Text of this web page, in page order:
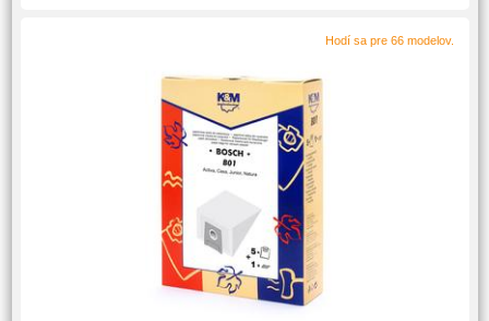
Hodí sa pre 66 modelov.